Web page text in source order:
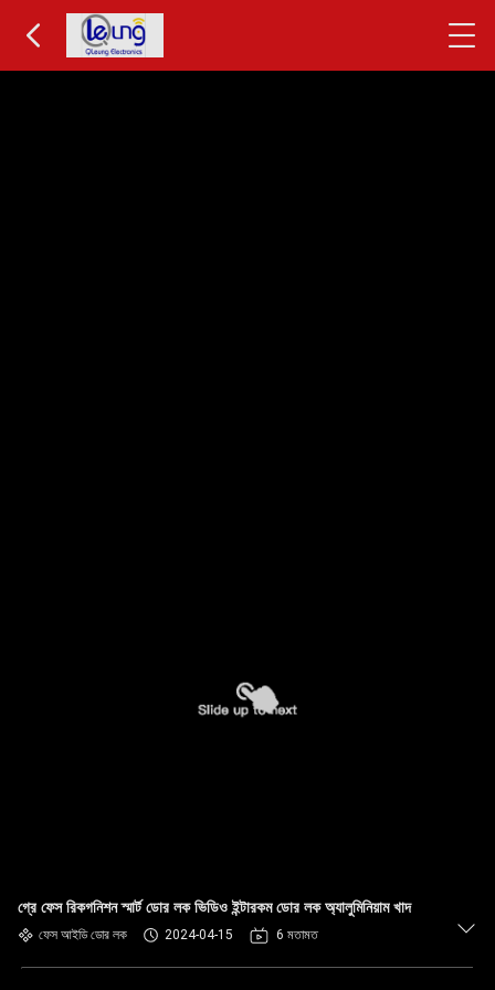
গ্রে ফেস রিকগনিশন স্মার্ট ডোর লক ভিডিও ইন্টারকম ডোর লক অ্যালুমিনিয়াম খাদ
ফেস আইডি ডোর লক 2024-04-15 6 মতামত